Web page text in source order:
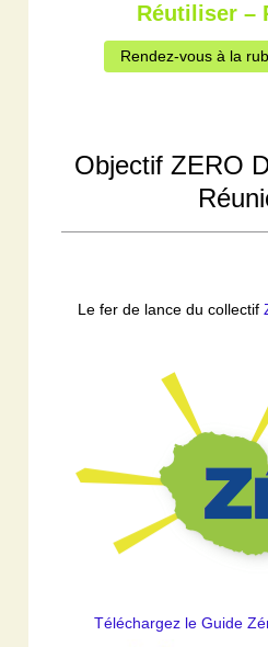
Réutiliser –
Rendez-vous à la
Objectif ZERO
Le fer de lance du collectif
Téléchargez le Guide